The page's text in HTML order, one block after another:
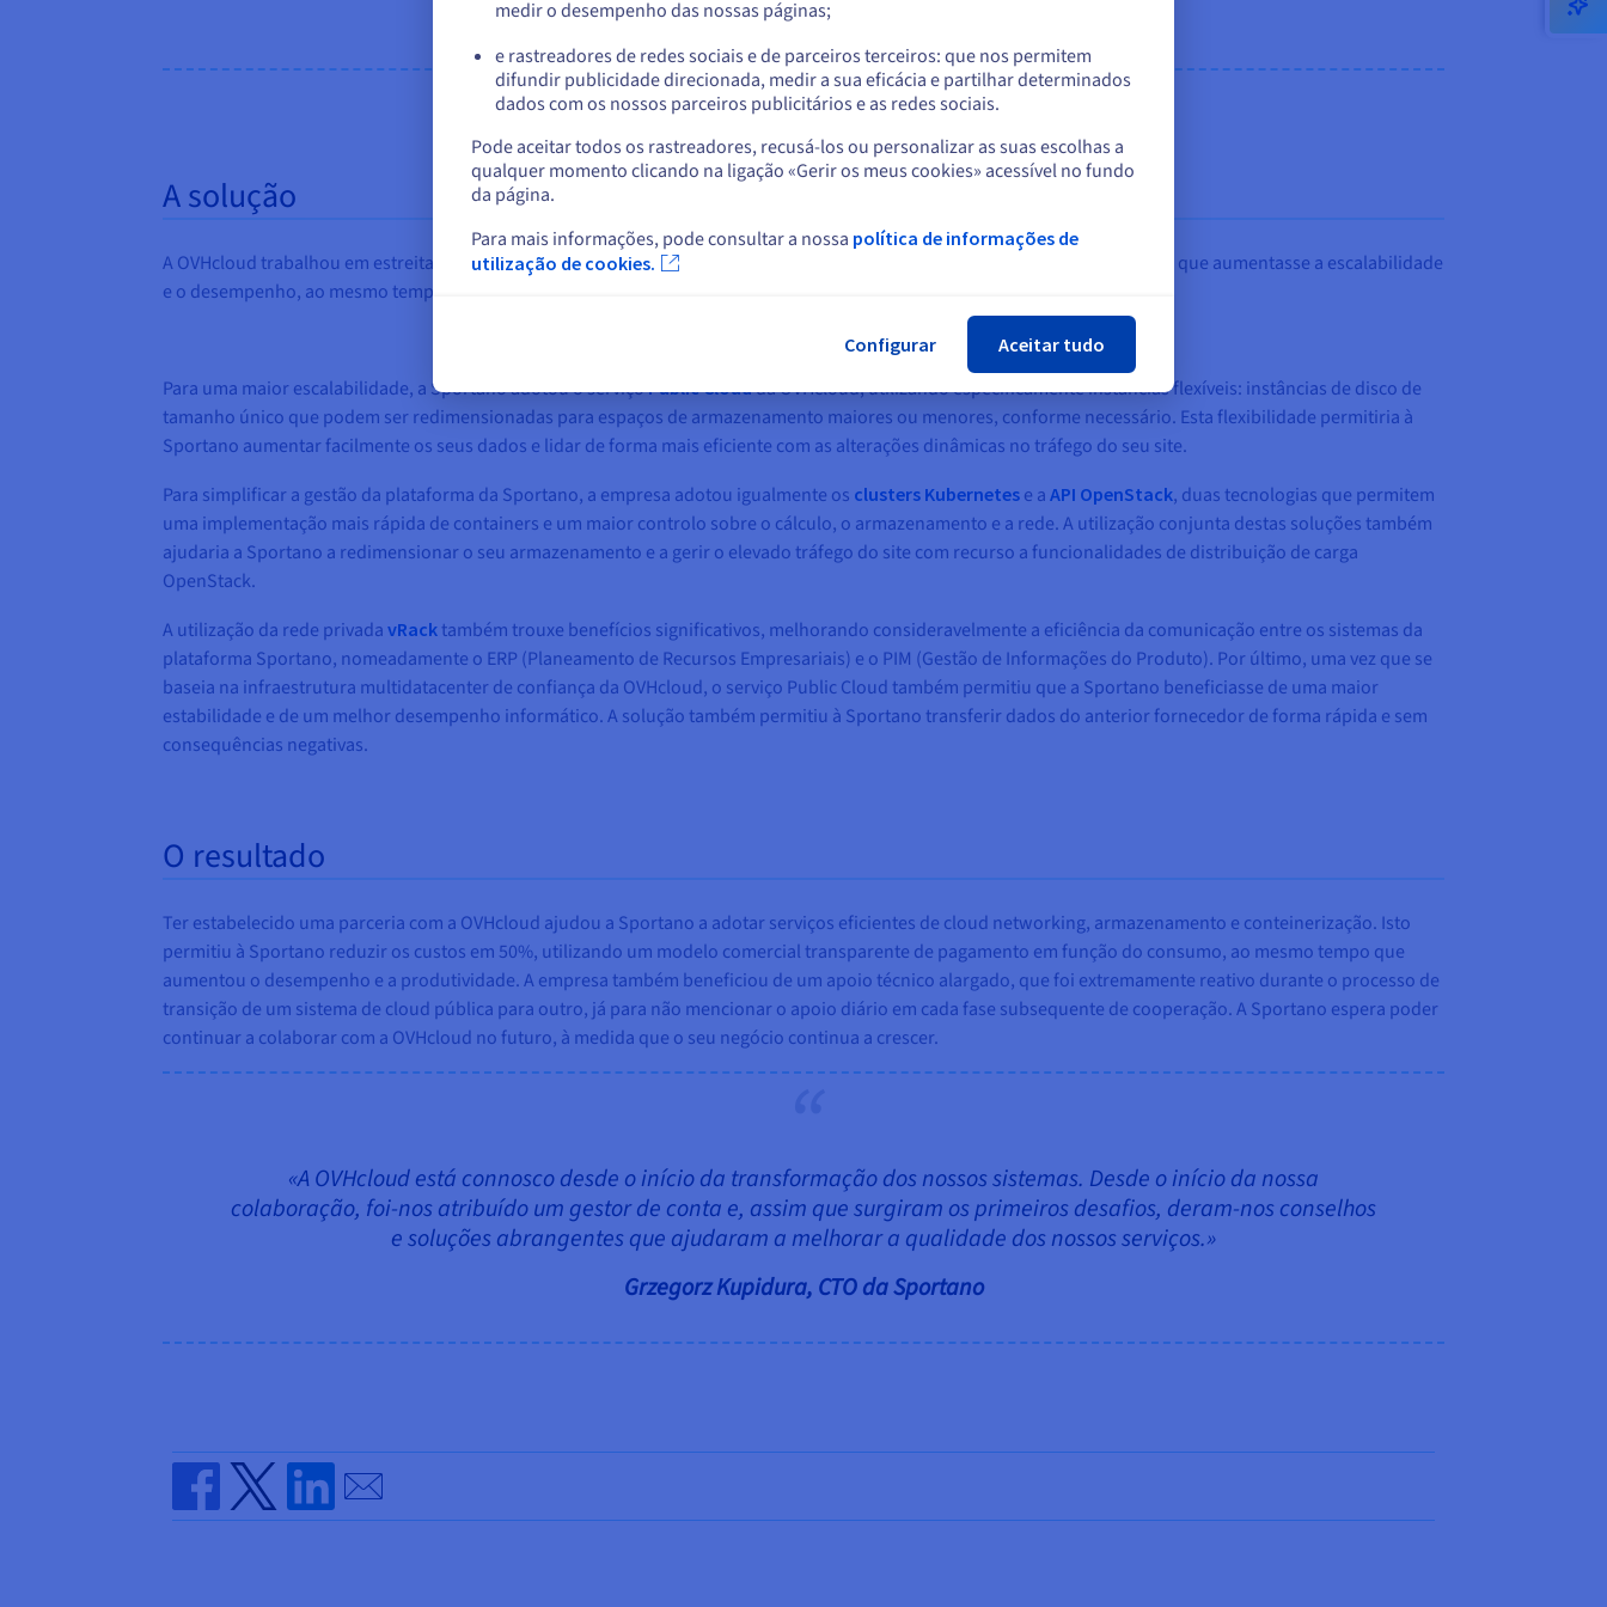
Grzegorz Kupidura, CTO da Sportano
A solução
A OVHcloud trabalhou em estreita colaboração com a Sportano para identificar as suas necessidades e encontrar uma solução que aumentasse a escalabilidade
e o desempenho, ao mesmo tempo que lidava com grandes volumes de dados.
Para uma maior escalabilidade, a Sportano adotou o serviçoPublic Cloudda OVHcloud, utilizando especificamente instâncias flexíveis: instâncias de disco de
tamanho único que podem ser redimensionadas para espaços de armazenamento maiores ou menores, conforme necessário. Esta flexibilidade permitiria à
Sportano aumentar facilmente os seus dados e lidar de forma mais eficiente com as alterações dinâmicas no tráfego do seu site.
Para simplificar a gestão da plataforma da Sportano, a empresa adotou igualmente os clusters Kubernetes e a API OpenStack, duas tecnologias que permitem
uma implementação mais rápida de containers e um maior controlo sobre o cálculo, o armazenamento e a rede. A utilização conjunta destas soluções também
ajudaria a Sportano a redimensionar o seu armazenamento e a gerir o elevado tráfego do site com recurso a funcionalidades de distribuição de carga
OpenStack.
A utilização da rede privada vRacktambém trouxe benefícios significativos, melhorando consideravelmente a eficiência da comunicação entre os sistemas da
plataforma Sportano, nomeadamente o ERP (Planeamento de Recursos Empresariais) e o PIM (Gestão de Informações do Produto). Por último, uma vez que se
baseia na infraestrutura multidatacenter de confiança da OVHcloud, o serviço Public Cloud também permitiu que a Sportano beneficiasse de uma maior
estabilidade e de um melhor desempenho informático. A solução também permitiu à Sportano transferir dados do anterior fornecedor de forma rápida e sem
consequências negativas.
O resultado
Ter estabelecido uma parceria com a OVHcloud ajudou a Sportano a adotar serviços eficientes de cloud networking, armazenamento e conteinerização. Isto
permitiu à Sportano reduzir os custos em 50%, utilizando um modelo comercial transparente de pagamento em função do consumo, ao mesmo tempo que
aumentou o desempenho e a produtividade. A empresa também beneficiou de um apoio técnico alargado, que foi extremamente reativo durante o processo de
transição de um sistema de cloud pública para outro, já para não mencionar o apoio diário em cada fase subsequente de cooperação. A Sportano espera poder
continuar a colaborar com a OVHcloud no futuro, à medida que o seu negócio continua a crescer.
«A OVHcloud está connosco desde o início da transformação dos nossos sistemas. Desde o início da nossa
colaboração, foi-nos atribuído um gestor de conta e, assim que surgiram os primeiros desafios, deram-nos conselhos
e soluções abrangentes que ajudaram a melhorar a qualidade dos nossos serviços.»
Grzegorz Kupidura, CTO da Sportano
Share on Facebook
Share on Twitter
Share on Linkedin
Send by email
ou
Ficar no website atual
Selecionar outro website
medir o desempenho das nossas páginas;
e rastreadores de redes sociais e de parceiros terceiros: que nos permitem
difundir publicidade direcionada, medir a sua eficácia e partilhar determinados
dados com os nossos parceiros publicitários e as redes sociais.
Pode aceitar todos os rastreadores, recusá-los ou personalizar as suas escolhas a
qualquer momento clicando na ligação «Gerir os meus cookies» acessível no fundo
da página.
Para mais informações, pode consultar a nossa política de informações de
utilização de cookies.
Configurar Aceitar tudo